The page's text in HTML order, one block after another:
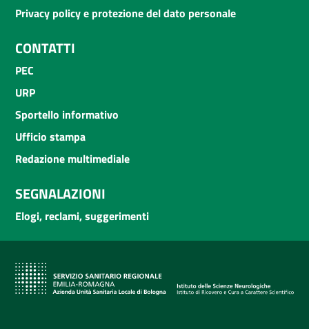
Privacy policy e protezione del dato personale
CONTATTI
PEC
URP
Sportello informativo
Ufficio stampa
Redazione multimediale
SEGNALAZIONI
Elogi, reclami, suggerimenti